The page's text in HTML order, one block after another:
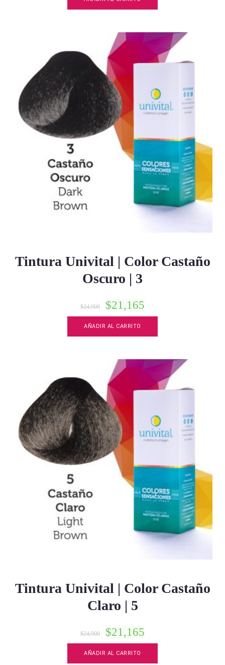
Tintura Univital | Color Castaño
Oscuro | 3
$24,900 $21,165
AÑADIR AL CARRITO
Tintura Univital | Color Castaño
Claro | 5
$24,900 $21,165
AÑADIR AL CARRITO